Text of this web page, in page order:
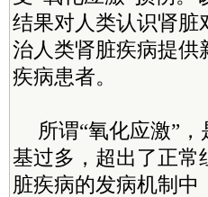
结果对人类认识肾脏
治人类肾脏疾病提供
疾病患者。
所谓“氧化应激”
基过多，超出了正
脏疾病的发病机制中